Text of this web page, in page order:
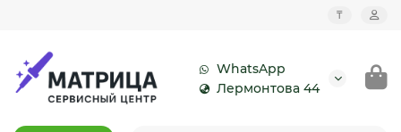
₸
WhatsApp
Лермонтова 44